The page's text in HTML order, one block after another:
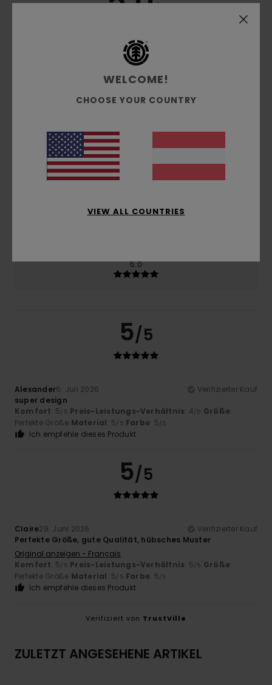
2 verifizierten Bewertungen
2026
100% unserer Kunden empfehlen dieses Produkt
Komfort
Preis-Leistungs-Verhältnis
5.0
5/5
Alexander6. Juli 2026
Verifizierter Kauf
super design
Komfort: 5/5 Preis-Leistungs-Verhältnis: 4/5 Größe:
Perfekte Größe Material: 5/5 Farbe: 5/5
Ich empfehle dieses Produkt
5/5
Claire29. Juni 2026
Verifizierter Kauf
Perfekte Größe, gute Qualität, hübsches Muster
Original anzeigen - Français
Komfort: 5/5 Preis-Leistungs-Verhältnis: 5/5 Größe:
Perfekte Größe Material: 5/5 Farbe: 5/5
Ich empfehle dieses Produkt
Verifiziert von TrustVille
ZULETZT ANGESEHENE ARTIKEL
WELCOME!
CHOOSE YOUR COUNTRY
VIEW ALL COUNTRIES